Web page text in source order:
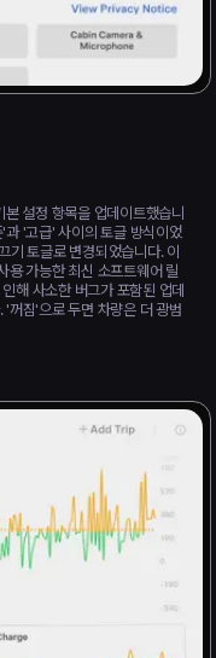
설정 항목을 업데이트했습니
과 '고급' 사이의 토글 방식이었
기 토글로 변경되었습니다. 이
용 가능한 최신 소프트웨어 릴
해 사소한 버그가 포함된 업데
'꺼짐'으로 두면 차량은 더 광범